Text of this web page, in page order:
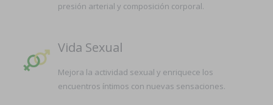
presión arterial y composición corporal.
Vida Sexual
Mejora la actividad sexual y enriquece los
encuentros íntimos con nuevas sensaciones.